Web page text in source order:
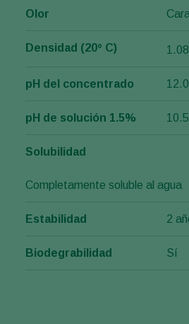
Olor
Densidad (20º C)
pH del concentrado
pH de solución 1.5%
Solubilidad
Completamente soluble al agua
Estabilidad 2
Biodegrabilidad Sí